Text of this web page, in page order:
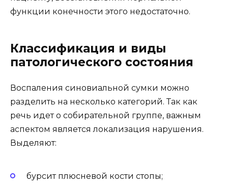
функции конечности этого недостаточно.
Классификация и виды
патологического состояния
Воспаления синовиальной сумки можно
разделить на несколько категорий. Так как
речь идет о собирательной группе, важным
аспектом является локализация нарушения.
Выделяют:
бурсит плюсневой кости стопы;